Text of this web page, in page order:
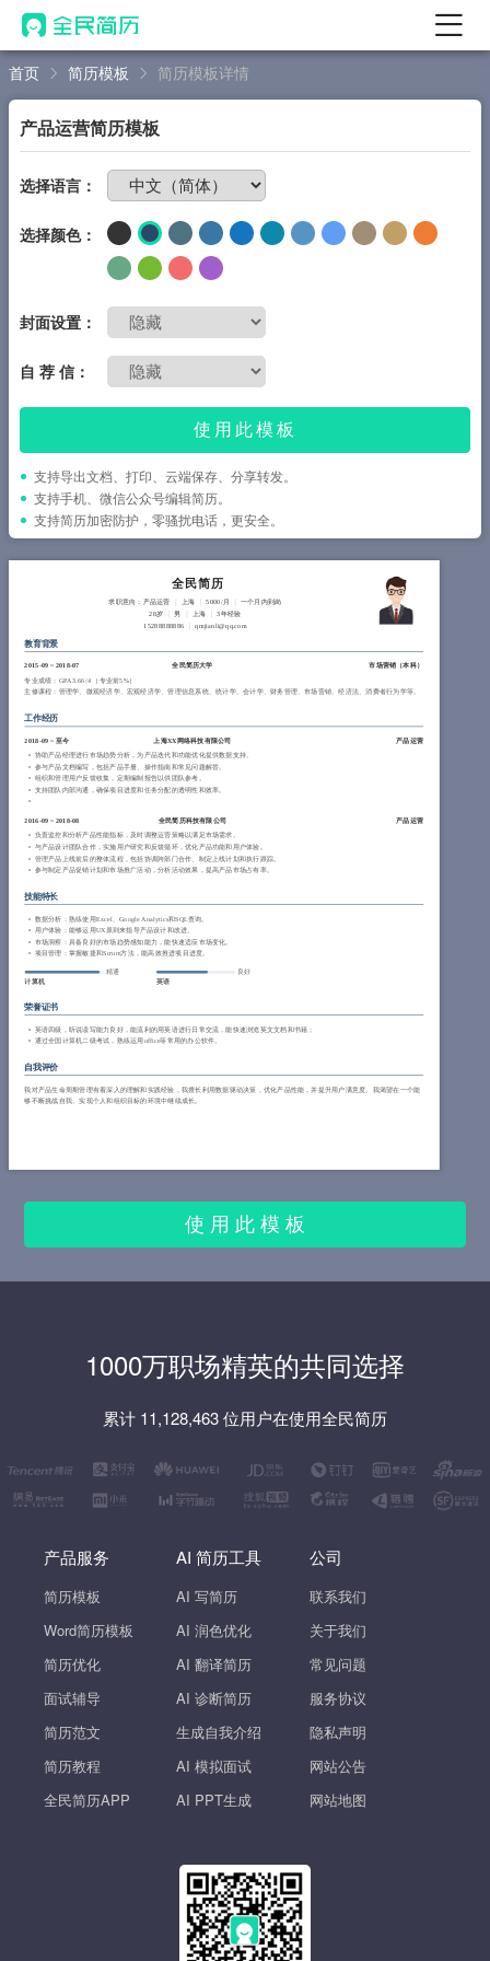
首页
AI 简历工具
AI 优化简历
AI 翻译简历
AI 诊断简历
AI 模拟面试
面试自我介绍
简历教程
登录 / 注册
首页 简历模板 简历模板详情
产品运营简历模板
选择语言：
选择颜色：
封面设置：
自 荐 信：
使用此模板
支持导出文档、打印、云端保存、分享转发。
支持手机、微信公众号编辑简历。
支持简历加密防护，零骚扰电话，更安全。
全民简历
求职意向：产品运营 上海 5000/月
一个月内到岗
28岁
男 上海 3年经验
15288888886 qmjianli@qq.com
教育背景
2015-09 ~ 2018-07 全民简历大学 市场营销（本科）
专业成绩：GPA 3.66/4 （专业前5%）
主修课程：管理学、微观经济学、宏观经济学、管理信息系统、统计学、会计学、财务管理、市场营销、经济法、消费者行为学等。
工作经历
2018-09 ~ 至今 上海XX网络科技有限公司
产品运营
协助产品经理进行市场趋势分析，为产品迭代和功能优化提供数据支持。
参与产品文档编写，包括产品手册、操作指南和常见问题解答。
组织和管理用户反馈收集，定期编制报告以供团队参考。
支持团队内部沟通，确保项目进度和任务分配的透明性和效率。
2016-09 ~ 2018-08 全民简历科技有限公司
产品运营
负责监控和分析产品性能指标，及时调整运营策略以满足市场需求。
与产品设计团队合作，实施用户研究和反馈循环，优化产品功能和用户体验。
管理产品上线前后的整体流程，包括协调跨部门合作、制定上线计划和执行跟踪。
参与制定产品促销计划和市场推广活动，分析活动效果，提高产品市场占有率。
技能特长
数据分析：熟练使用Excel、Google Analytics和SQL查询。
用户体验：能够运用UX原则来指导产品设计和改进。
市场洞察：具备良好的市场趋势感知能力，能快速适应市场变化。
项目管理：掌握敏捷和Scrum方法，能高效推进项目进度。
计算机
精通
英语
良好
荣誉证书
英语四级，听说读写能力良好，能流利的用英语进行日常交流，能快速浏览英文文档和书籍；
通过全国计算机二级考试，熟练运用office等常用的办公软件。
自我评价
我对产品生命周期管理有着深入的理解和实践经验，我擅长利用数据驱动决策，优化产品性能，并提升用户满意度。我渴望在一个能
够不断挑战自我、实现个人和组织目标的环境中继续成长。
使 用 此 模 板
1000万职场精英的共同选择
累计 11,128,463 位用户在使用全民简历
产品服务
简历模板
Word简历模板
简历优化
面试辅导
简历范文
简历教程
全民简历APP
AI 简历工具
AI 写简历
AI 润色优化
AI 翻译简历
AI 诊断简历
生成自我介绍
AI 模拟面试
AI PPT生成
公司
联系我们
关于我们
常见问题
服务协议
隐私声明
网站公告
网站地图